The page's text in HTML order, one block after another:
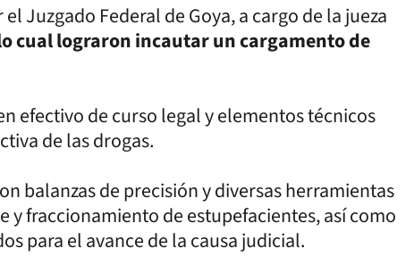
Juzgado Federal de Goya, a cargo de la jueza
cual lograron incautar un cargamento de
efectivo de curso legal y elementos técnicos
de las drogas.
balanzas de precisión y diversas herramientas
fraccionamiento de estupefacientes, así como
para el avance de la causa judicial.